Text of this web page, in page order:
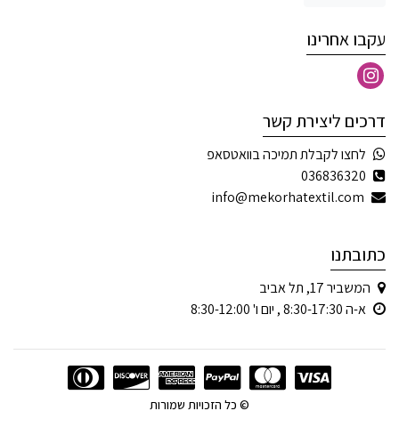
עקבו אחרינו
דרכים ליצירת קשר
לחצו לקבלת תמיכה בוואטסאפ
036836320
info@mekorhatextil.com
כתובתנו
המשביר 17, תל אביב
א-ה 8:30-17:30 , יום ו' 8:30-12:00
© כל הזכויות שמורות